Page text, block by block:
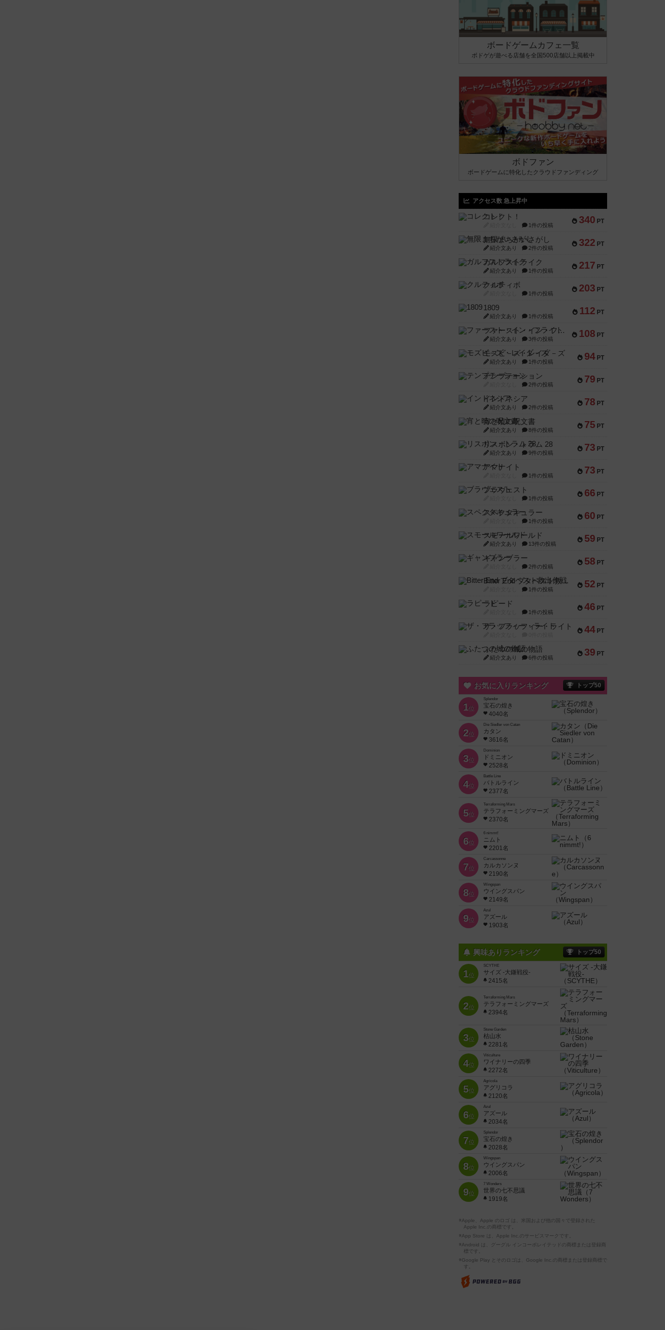
ボードゲームカフェ一覧
ボドゲが遊べる店舗を全国500店舗以上掲載中
ボドファン
ボードゲームに特化したクラウドファンディング
アクセス数 急上昇中
340 PT
コレクト！
1件の投稿
322 PT
無限まちがいさがし
紹介文あり 2件の投稿
217 PT
ガルフストライク
紹介文あり 1件の投稿
203 PT
クルティボ
1件の投稿
112 PT
1809
紹介文あり 1件の投稿
108 PT
ファースト・イン・フライト
紹介文あり 3件の投稿
94 PT
モズビ－ズ・レイダ－ズ
紹介文あり 1件の投稿
79 PT
テンプテーション
2件の投稿
78 PT
インドネシア
紹介文あり 2件の投稿
75 PT
宵と暁の呪文書
紹介文あり 8件の投稿
73 PT
リスボン・トラム 28
紹介文あり 9件の投稿
73 PT
アマナイト
1件の投稿
66 PT
ブラヴェスト
1件の投稿
60 PT
スペクタキュラー
1件の投稿
59 PT
スモールワールド
紹介文あり 13件の投稿
58 PT
ギャンブラー
2件の投稿
52 PT
Bitter End ブタペスト救出作戦
1件の投稿
46 PT
ラピード
1件の投稿
44 PT
ザ・フラッフィー・ライト
39 PT
ふたつの城の物語
紹介文あり 6件の投稿
お気に入りランキング トップ50
1位
Splendor
宝石の煌き
4040名
2位
Die Siedler von Catan
カタン
3616名
3位
Dominion
ドミニオン
2528名
4位
Battle Line
バトルライン
2377名
5位
Terraforming Mars
テラフォーミングマーズ
2370名
6位
6 nimmt!
ニムト
2201名
7位
Carcassonne
カルカソンヌ
2190名
8位
Wingspan
ウイングスパン
2149名
9位
Azul
アズール
1903名
興味ありランキング トップ50
1位
SCYTHE
サイズ -大鎌戦役-
2415名
2位
Terraforming Mars
テラフォーミングマーズ
2394名
3位
Stone Garden
枯山水
2281名
4位
Viticulture
ワイナリーの四季
2272名
5位
Agricola
アグリコラ
2120名
6位
Azul
アズール
2034名
7位
Splendor
宝石の煌き
2028名
8位
Wingspan
ウイングスパン
2006名
9位
7 Wonders
世界の七不思議
1919名
※Apple、Apple のロゴ は、米国および他の国々で登録された
Apple Inc.の商標です。
※App Store は、Apple Inc.のサービスマークです。
※Android は、グーグル インコーポレイテッドの商標または登録商
標です。
※Google Play とそのロゴは、Google Inc.の商標または登録商標で
す。